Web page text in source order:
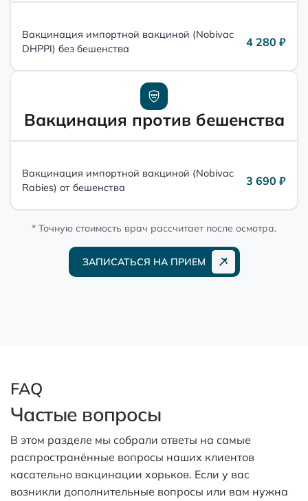
Вакцинация импортной вакциной (Nobivac
DHPPI) без бешенства
4 280 ₽
Вакцинация против бешенства
Вакцинация импортной вакциной (Nobivac
Rabies) от бешенства
3 690 ₽
* Точную стоимость врач рассчитает после осмотра.
ЗАПИСАТЬСЯ НА ПРИЕМ
FAQ
Частые вопросы
В этом разделе мы собрали ответы на самые
распространённые вопросы наших клиентов
касательно вакцинации хорьков. Если у вас
возникли дополнительные вопросы или вам нужна